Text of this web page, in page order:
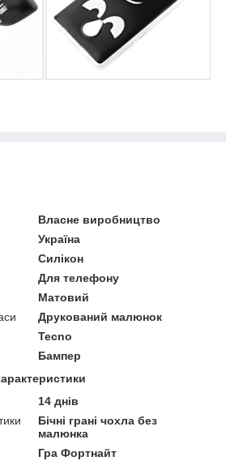
Власне виробництво
Україна
Силікон
Для телефону
Матовий
Друкований малюнок
Tecno
Бампер
14 днів
Бічні грані чохла без
малюнка
Гра Фортнайт